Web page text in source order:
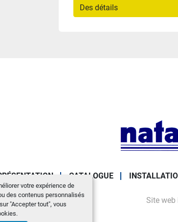
votre expérience de
des contenus personnalisés
"Accepter tout", vous
Des détails
CATALOGUE
Site web